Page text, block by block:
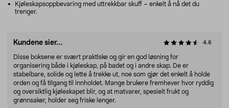
Kjøleskapsoppbevaring med uttrekkbar skuff – enkelt å nå det du
trenger.
Kundene sier... 4.6
Disse boksene er svært praktiske og gir en god løsning for
organisering både i kjøleskap, på badet og i andre skap. De er
stabelbare, solide og lette å trekke ut, noe som gjør det enkelt å holde
orden og få tilgang til innholdet. Mange brukere fremhever hvor ryddig
og oversiktlig kjøleskapet blir, og at matvarer, spesielt frukt og
grønnsaker, holder seg friske lenger.